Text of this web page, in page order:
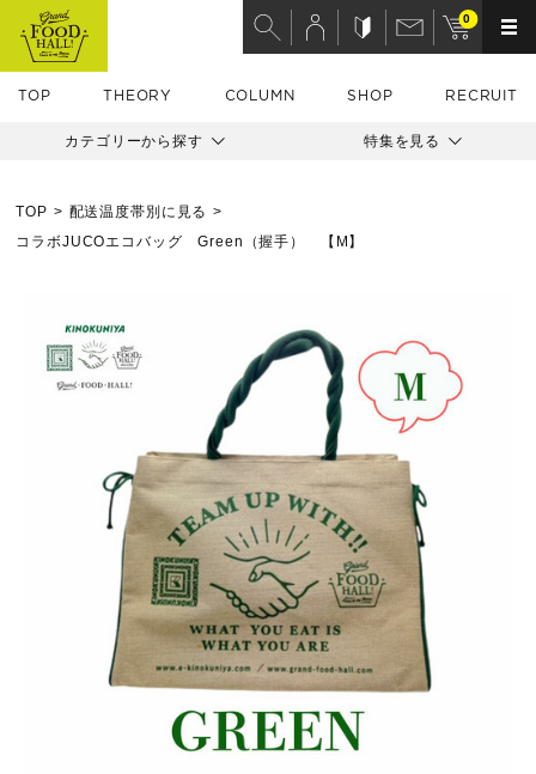
TOP THEORY COLUMN SHOP RECRUIT
0
カテゴリーから探す 特集を見る
TOP
配送温度帯別に見る
コラボJUCOエコバッグ Green（握手） 【M】